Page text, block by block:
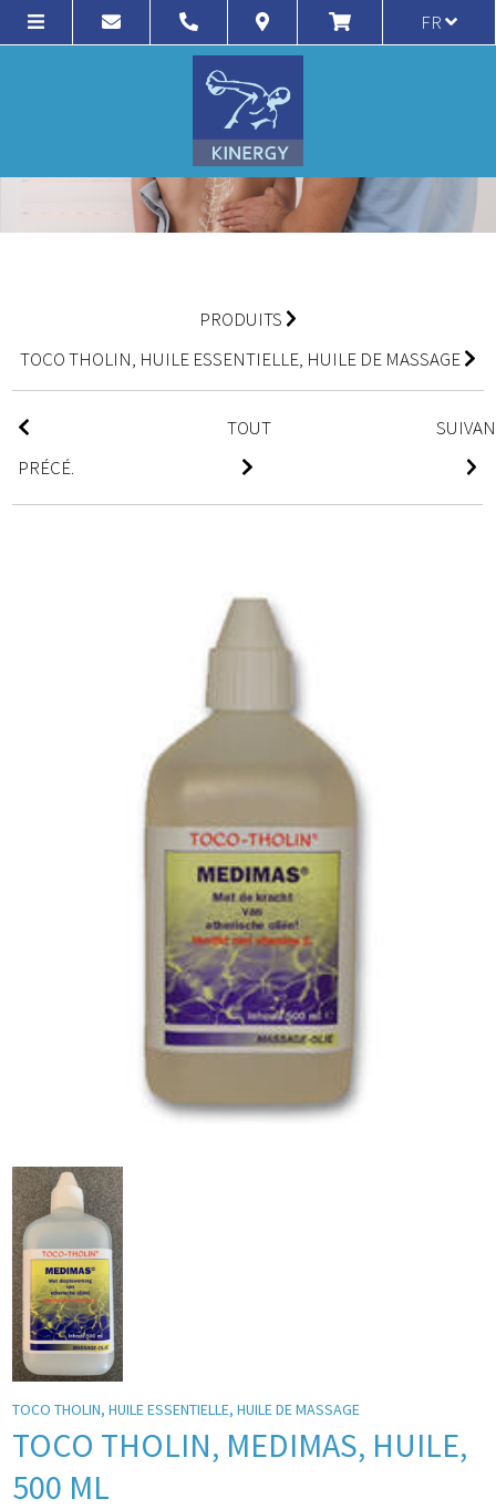
FR
PRODUITS
TOCO THOLIN, HUILE ESSENTIELLE, HUILE DE MASSAGE
PRÉCÉ.
TOUT
TOCO THOLIN, HUILE ESSENTIELLE, HUILE DE MASSAGE
TOCO THOLIN, MEDIMAS, HUILE,
500 ML